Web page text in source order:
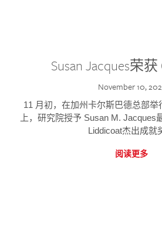
Susan Jacques荣
November 10,
11 月初，在加州卡尔斯巴德总部举
上，研究院授予 Susan M.
Liddicoat杰出成就
阅读更多